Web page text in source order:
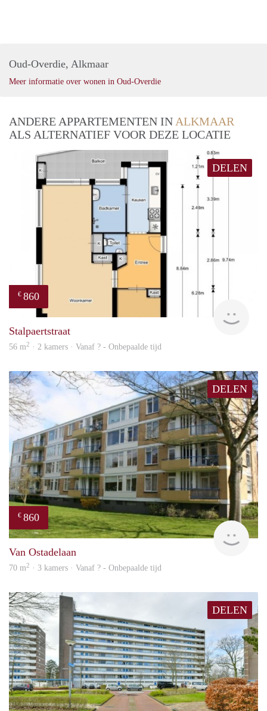
Oud-Overdie, Alkmaar
Meer informatie over wonen in Oud-Overdie
ANDERE APPARTEMENTEN IN ALKMAAR
ALS ALTERNATIEF VOOR DEZE LOCATIE
DELEN
€ 860
Stalpaertstraat
56 m2 · 2 kamers · Vanaf ? - Onbepaalde tijd
DELEN
€ 860
Van Ostadelaan
70 m2 · 3 kamers · Vanaf ? - Onbepaalde tijd
DELEN